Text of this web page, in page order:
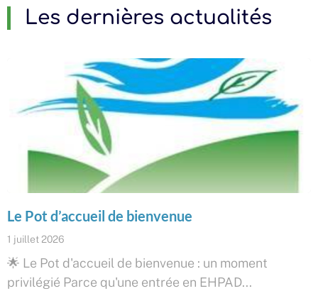
Les dernières actualités
Le Pot d’accueil de bienvenue
1 juillet 2026
🌟 Le Pot d'accueil de bienvenue : un moment
privilégié Parce qu'une entrée en EHPAD...